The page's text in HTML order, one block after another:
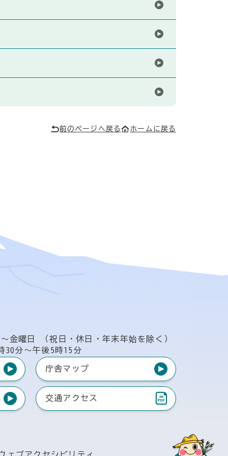
前のページへ戻る ホームに戻る
金曜日
（祝日・休日・年末年始を除く）
30分〜午後5時15分
庁舎マップ
交通アクセス
（PDF）